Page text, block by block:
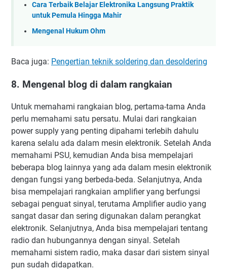
Cara Terbaik Belajar Elektronika Langsung Praktik
untuk Pemula Hingga Mahir
Mengenal Hukum Ohm
Baca juga: Pengertian teknik soldering dan desoldering
8. Mengenal blog di dalam rangkaian
Untuk memahami rangkaian blog, pertama-tama Anda
perlu memahami satu persatu. Mulai dari rangkaian
power supply yang penting dipahami terlebih dahulu
karena selalu ada dalam mesin elektronik. Setelah Anda
memahami PSU, kemudian Anda bisa mempelajari
beberapa blog lainnya yang ada dalam mesin elektronik
dengan fungsi yang berbeda-beda. Selanjutnya, Anda
bisa mempelajari rangkaian amplifier yang berfungsi
sebagai penguat sinyal, terutama Amplifier audio yang
sangat dasar dan sering digunakan dalam perangkat
elektronik. Selanjutnya, Anda bisa mempelajari tentang
radio dan hubungannya dengan sinyal. Setelah
memahami sistem radio, maka dasar dari sistem sinyal
pun sudah didapatkan.